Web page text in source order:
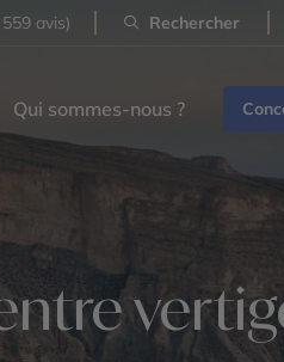
avis) Rechercher
Qui sommes-nous ?